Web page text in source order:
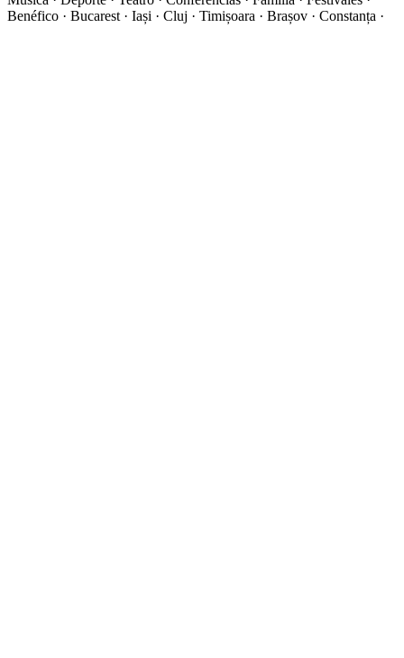
Benéfico · Bucarest · Iași · Cluj · Timișoara · Brașov · Constanța ·